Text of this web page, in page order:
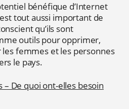
bénéfique d’Internet
tout aussi important de
qu’ils sont
outils pour opprimer,
femmes et les personnes
le pays.
De quoi ont-elles besoin